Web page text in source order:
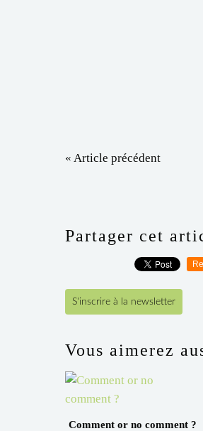
« Article précédent
Partager cet
S'inscrire à la newsletter
Vous aimerez
Comment or no comment ?